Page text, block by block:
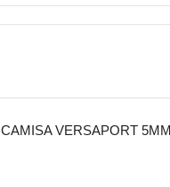
CAMISA VERSAPORT 5MM